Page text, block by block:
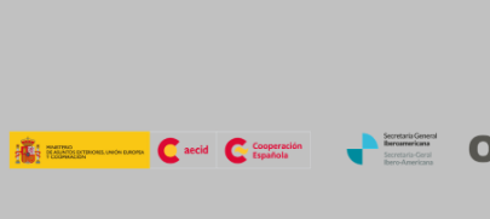
Publicaciones
Ibermuseos